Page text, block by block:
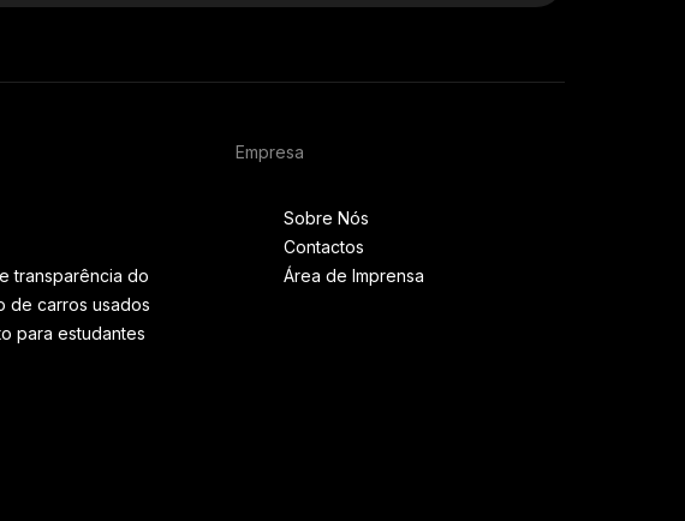
transparência do
de carros usados
para estudantes
Empresa
Sobre Nós
Contactos
Área de Imprensa